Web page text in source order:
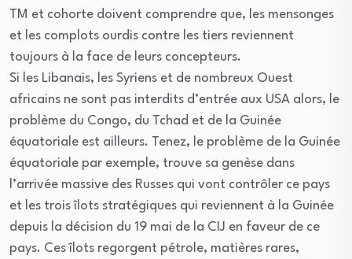
TM et cohorte doivent comprendre que, les mensonges
et les complots ourdis contre les tiers reviennent
toujours à la face de leurs concepteurs.
Si les Libanais, les Syriens et de nombreux Ouest
africains ne sont pas interdits d’entrée aux USA alors, le
problème du Congo, du Tchad et de la Guinée
équatoriale est ailleurs. Tenez, le problème de la Guinée
équatoriale par exemple, trouve sa genèse dans
l’arrivée massive des Russes qui vont contrôler ce pays
et les trois îlots stratégiques qui reviennent à la Guinée
depuis la décision du 19 mai de la CIJ en faveur de ce
pays. Ces îlots regorgent pétrole, matières rares,